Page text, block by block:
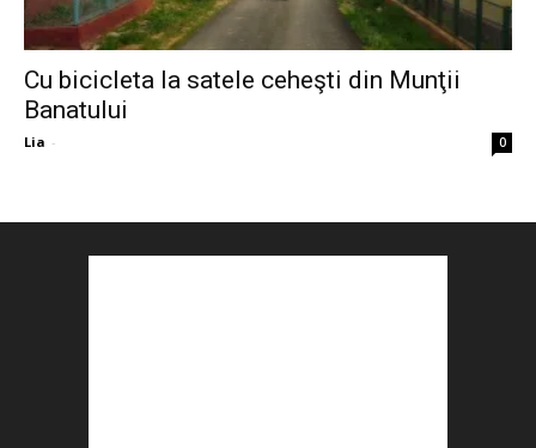
Cu bicicleta la satele ceheşti din Munţii
Banatului
Lia - 0